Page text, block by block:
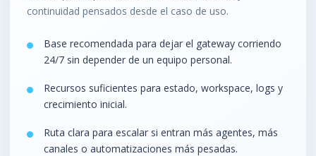
continuidad pensados desde el caso de uso.
Base recomendada para dejar el gateway corriendo
24/7 sin depender de un equipo personal.
Recursos suficientes para estado, workspace, logs y
crecimiento inicial.
Ruta clara para escalar si entran más agentes, más
canales o automatizaciones más pesadas.